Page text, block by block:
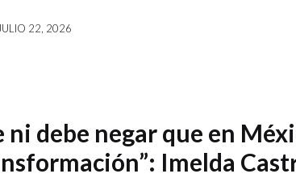
JULIO 22, 2026
ni debe negar que en
Imelda